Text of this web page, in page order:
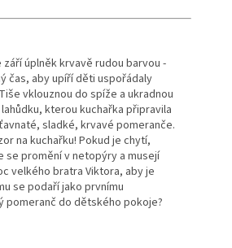
září úplněk krvavě rudou barvou -
čas, aby upíří děti uspořádaly
vklouznou do spíže a ukradnou
kterou kuchařka připravila
sladké, krvavé pomeranče.
na kuchařku! Pokud je chytí,
se promění v netopýry a musejí
velkého bratra Viktora, aby je
se podaří jako prvnímu
pomeranč do dětského pokoje?